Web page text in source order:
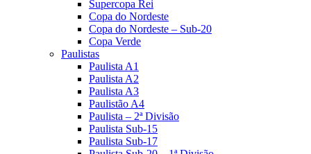
Supercopa Rei
Copa do Nordeste
Copa do Nordeste – Sub-20
Copa Verde
Paulistas
Paulista A1
Paulista A2
Paulista A3
Paulistão A4
Paulista – 2ª Divisão
Paulista Sub-15
Paulista Sub-17